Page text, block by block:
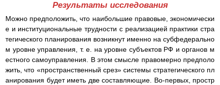
Результаты исследования
Можно предположить, что наибольшие правовые, экономически
е и институциональные трудности с реализацией практики стра
тегического планирования возникнут именно на субфедерально
м уровне управления, т. е. на уровне субъектов РФ и органов м
естного самоуправления. В этом смысле правомерно предполо
жить, что «пространственный срез» системы стратегического пл
анирования будет иметь две составляющие. Во-первых, простр